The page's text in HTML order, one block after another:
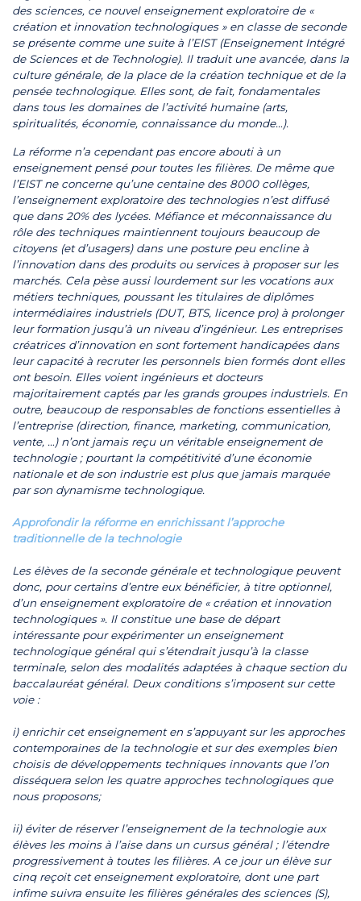
des sciences, ce nouvel enseignement exploratoire de «
création et innovation technologiques » en classe de seconde
se présente comme une suite à l’EIST (Enseignement Intégré
de Sciences et de Technologie). Il traduit une avancée, dans la
culture générale, de la place de la création technique et de la
pensée technologique. Elles sont, de fait, fondamentales
dans tous les domaines de l’activité humaine (arts,
spiritualités, économie, connaissance du monde…).
La réforme n’a cependant pas encore abouti à un
enseignement pensé pour toutes les filières. De même que
l’EIST ne concerne qu’une centaine des 8000 collèges,
l’enseignement exploratoire des technologies n’est diffusé
que dans 20% des lycées. Méfiance et méconnaissance du
rôle des techniques maintiennent toujours beaucoup de
citoyens (et d’usagers) dans une posture peu encline à
l’innovation dans des produits ou services à proposer sur les
marchés. Cela pèse aussi lourdement sur les vocations aux
métiers techniques, poussant les titulaires de diplômes
intermédiaires industriels (DUT, BTS, licence pro) à prolonger
leur formation jusqu’à un niveau d’ingénieur. Les entreprises
créatrices d’innovation en sont fortement handicapées dans
leur capacité à recruter les personnels bien formés dont elles
ont besoin. Elles voient ingénieurs et docteurs
majoritairement captés par les grands groupes industriels. En
outre, beaucoup de responsables de fonctions essentielles à
l’entreprise (direction, finance, marketing, communication,
vente, …) n’ont jamais reçu un véritable enseignement de
technologie ; pourtant la compétitivité d’une économie
nationale et de son industrie est plus que jamais marquée
par son dynamisme technologique.
Approfondir la réforme en enrichissant l’approche
traditionnelle de la technologie
Les élèves de la seconde générale et technologique peuvent
donc, pour certains d’entre eux bénéficier, à titre optionnel,
d’un enseignement exploratoire de « création et innovation
technologiques ». Il constitue une base de départ
intéressante pour expérimenter un enseignement
technologique général qui s’étendrait jusqu’à la classe
terminale, selon des modalités adaptées à chaque section du
baccalauréat général. Deux conditions s’imposent sur cette
voie :
i) enrichir cet enseignement en s’appuyant sur les approches
contemporaines de la technologie et sur des exemples bien
choisis de développements techniques innovants que l’on
disséquera selon les quatre approches technologiques que
nous proposons;
ii) éviter de réserver l’enseignement de la technologie aux
élèves les moins à l’aise dans un cursus général ; l’étendre
progressivement à toutes les filières. A ce jour un élève sur
cinq reçoit cet enseignement exploratoire, dont une part
infime suivra ensuite les filières générales des sciences (S),